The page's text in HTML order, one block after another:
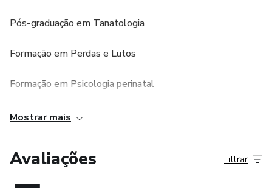
Pós-graduação em Tanatologia
Formação em Perdas e Lutos
Formação em Psicologia perinatal
Atuo desde 2012 com terapeuta do luto, onde o foco era
atendimento aos diversos lutos vividos pela mulher no
Mostrar mais
Avaliações Filtrar